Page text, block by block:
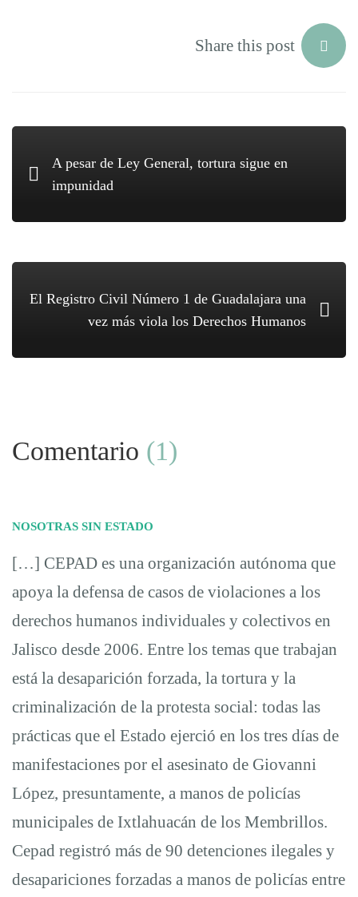
Share this post
A pesar de Ley General, tortura sigue en
impunidad
El Registro Civil Número 1 de Guadalajara una
vez más viola los Derechos Humanos
Comentario (1)
NOSOTRAS SIN ESTADO
[…] CEPAD es una organización autónoma que
apoya la defensa de casos de violaciones a los
derechos humanos individuales y colectivos en
Jalisco desde 2006. Entre los temas que trabajan
está la desaparición forzada, la tortura y la
criminalización de la protesta social: todas las
prácticas que el Estado ejerció en los tres días de
manifestaciones por el asesinato de Giovanni
López, presuntamente, a manos de policías
municipales de Ixtlahuacán de los Membrillos.
Cepad registró más de 90 detenciones ilegales y
desapariciones forzadas a manos de policías entre